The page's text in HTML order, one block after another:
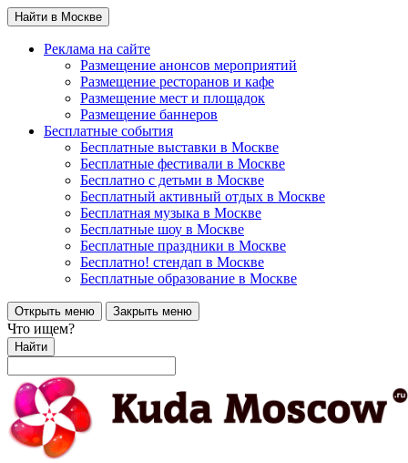
Найти в Москве
Реклама на сайте
Размещение анонсов мероприятий
Размещение ресторанов и кафе
Размещение мест и площадок
Размещение баннеров
Бесплатные события
Бесплатные выставки в Москве
Бесплатные фестивали в Москве
Бесплатно с детьми в Москве
Бесплатный активный отдых в Москве
Бесплатная музыка в Москве
Бесплатные шоу в Москве
Бесплатные праздники в Москве
Бесплатно! стендап в Москве
Бесплатные образование в Москве
Открыть меню Закрыть меню
Что ищем?
Найти